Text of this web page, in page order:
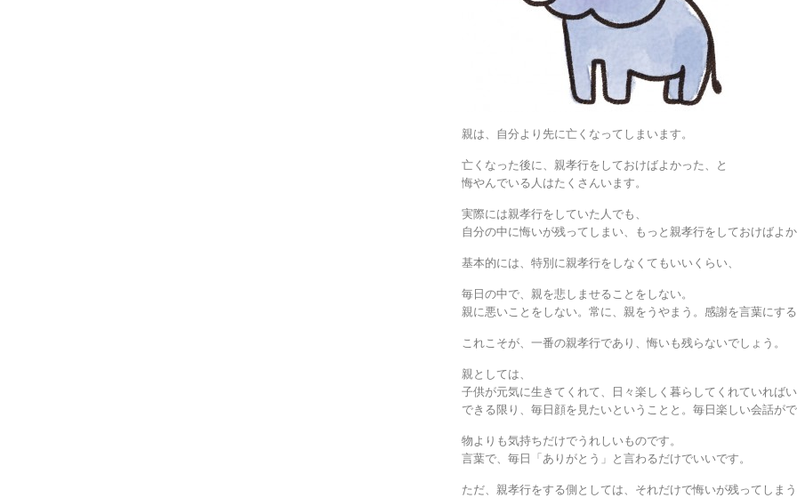
親は、自分より先に亡くなってしまいます。
亡くなった後に、親孝行をしておけばよかった、と
悔やんでいる人はたくさんいます。
実際には親孝行をしていた人でも、
自分の中に悔いが残ってしまい、もっと親孝行をしておけばよ
基本的には、特別に親孝行をしなくてもいいくらい、
毎日の中で、親を悲しませることをしない。
親に悪いことをしない。常に、親をうやまう。感謝を言葉にする
これこそが、一番の親孝行であり、悔いも残らないでしょう。
親としては、
子供が元気に生きてくれて、日々楽しく暮らしてくれていればい
できる限り、毎日顔を見たいということと。毎日楽しい会話がで
物よりも気持ちだけでうれしいものです。
言葉で、毎日「ありがとう」と言わるだけでいいです。
ただ、親孝行をする側としては、それだけで悔いが残ってしまう